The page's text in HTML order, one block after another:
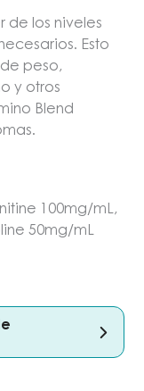
de los niveles
Esto
peso,
y otros
Blend
100mg/mL,
50mg/mL